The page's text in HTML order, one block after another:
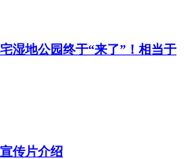
湿地公园终于“来了”！相当于
传片介绍